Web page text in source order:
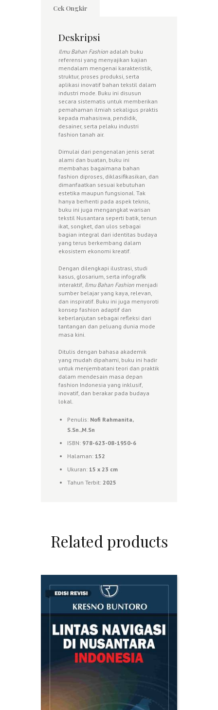
Cek Ongkir
Deskripsi
Ilmu Bahan Fashion adalah buku
referensi yang menyajikan kajian
mendalam mengenai karakteristik,
struktur, proses produksi, serta
aplikasi inovatif bahan tekstil dalam
industri mode. Buku ini disusun
secara sistematis untuk memberikan
pemahaman ilmiah sekaligus praktis
kepada mahasiswa, pendidik,
desainer, serta pelaku industri
fashion tanah air.
Dimulai dari pengenalan jenis serat
alami dan buatan, buku ini
membahas bagaimana bahan
fashion diproses, diklasifikasikan, dan
dimanfaatkan sesuai kebutuhan
estetika maupun fungsional. Tak
hanya berhenti pada aspek teknis,
buku ini juga mengangkat warisan
tekstil Nusantara seperti batik, tenun
ikat, songket, dan ulos sebagai
bagian integral dari identitas budaya
yang terus berkembang dalam
ekosistem ekonomi kreatif.
Dengan dilengkapi ilustrasi, studi
kasus, glosarium, serta infografik
interaktif, Ilmu Bahan Fashion menjadi
sumber belajar yang kaya, relevan,
dan inspiratif. Buku ini juga menyoroti
konsep fashion adaptif dan
keberlanjutan sebagai refleksi dari
tantangan dan peluang dunia mode
masa kini.
Ditulis dengan bahasa akademik
yang mudah dipahami, buku ini hadir
untuk menjembatani teori dan praktik
dalam mendesain masa depan
fashion Indonesia yang inklusif,
inovatif, dan berakar pada budaya
lokal.
Penulis: Nofi Rahmanita,
S.Sn.,M.Sn
ISBN: 978-623-08-1950-6
Halaman: 152
Ukuran: 15 x 23 cm
Tahun Terbit: 2025
Related products